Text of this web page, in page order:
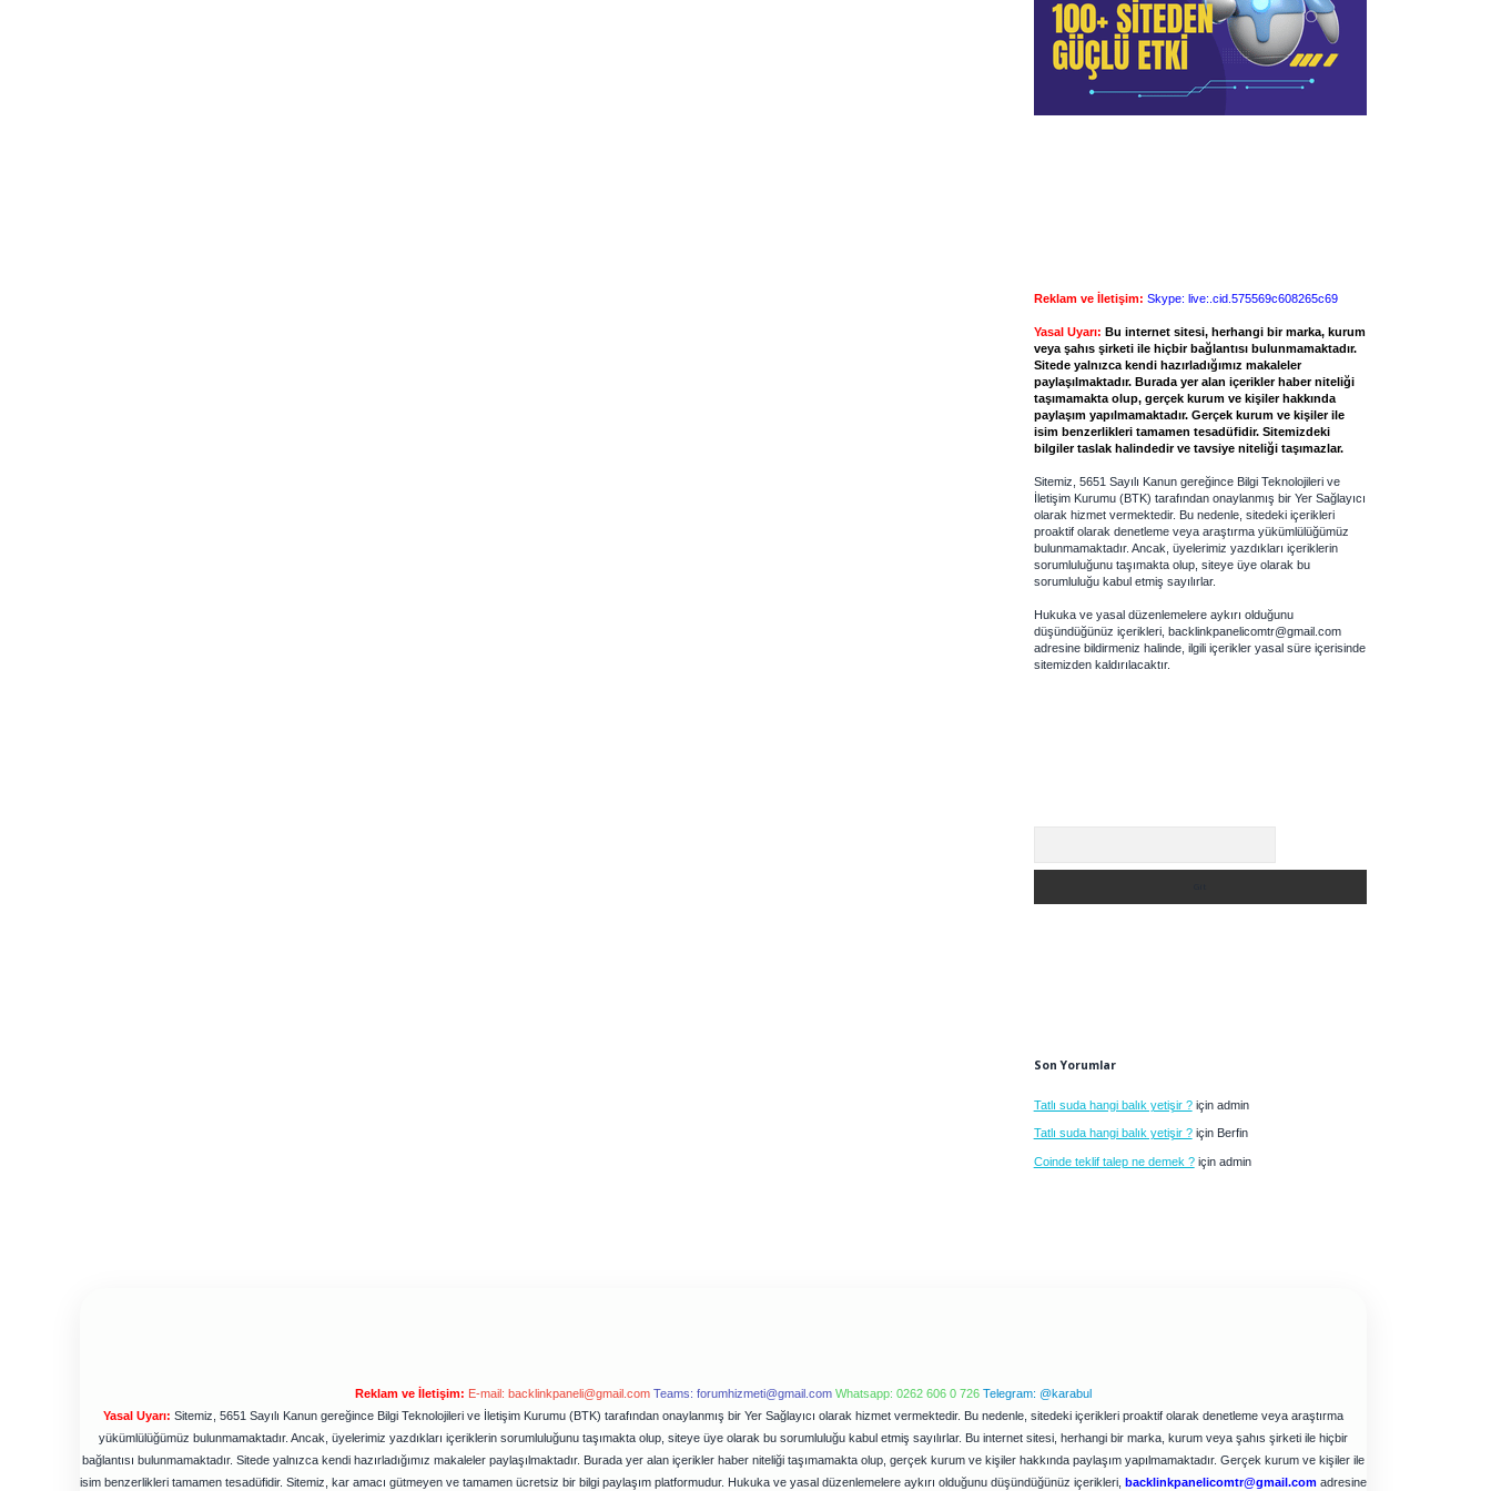
Reklam ve İletişim: Skype: live:.cid.575569c608265c69
Yasal Uyarı: Bu internet sitesi, herhangi bir marka, kurum
veya şahıs şirketi ile hiçbir bağlantısı bulunmamaktadır.
Sitede yalnızca kendi hazırladığımız makaleler
paylaşılmaktadır. Burada yer alan içerikler haber niteliği
taşımamakta olup, gerçek kurum ve kişiler hakkında
paylaşım yapılmamaktadır. Gerçek kurum ve kişiler ile
isim benzerlikleri tamamen tesadüfidir. Sitemizdeki
bilgiler taslak halindedir ve tavsiye niteliği taşımazlar.
Sitemiz, 5651 Sayılı Kanun gereğince Bilgi Teknolojileri ve
İletişim Kurumu (BTK) tarafından onaylanmış bir Yer Sağlayıcı
olarak hizmet vermektedir. Bu nedenle, sitedeki içerikleri
proaktif olarak denetleme veya araştırma yükümlülüğümüz
bulunmamaktadır. Ancak, üyelerimiz yazdıkları içeriklerin
sorumluluğunu taşımakta olup, siteye üye olarak bu
sorumluluğu kabul etmiş sayılırlar.
Hukuka ve yasal düzenlemelere aykırı olduğunu
düşündüğünüz içerikleri, backlinkpanelicomtr@gmail.com
adresine bildirmeniz halinde, ilgili içerikler yasal süre içerisinde
sitemizden kaldırılacaktır.
Son Yorumlar
Tatlı suda hangi balık yetişir ?için admin
Tatlı suda hangi balık yetişir ?için Berfin
Coinde teklif talep ne demek ?için admin
Reklam ve İletişim: E-mail: backlinkpaneli@gmail.com Teams: forumhizmeti@gmail.com Whatsapp: 0262 606 0 726 Telegram: @karabul
Yasal Uyarı: Sitemiz, 5651 Sayılı Kanun gereğince Bilgi Teknolojileri ve İletişim Kurumu (BTK) tarafından onaylanmış bir Yer Sağlayıcı olarak hizmet vermektedir. Bu nedenle, sitedeki içerikleri proaktif olarak denetleme veya araştırma
yükümlülüğümüz bulunmamaktadır. Ancak, üyelerimiz yazdıkları içeriklerin sorumluluğunu taşımakta olup, siteye üye olarak bu sorumluluğu kabul etmiş sayılırlar. Bu internet sitesi, herhangi bir marka, kurum veya şahıs şirketi ile hiçbir
bağlantısı bulunmamaktadır. Sitede yalnızca kendi hazırladığımız makaleler paylaşılmaktadır. Burada yer alan içerikler haber niteliği taşımamakta olup, gerçek kurum ve kişiler hakkında paylaşım yapılmamaktadır. Gerçek kurum ve kişiler ile
isim benzerlikleri tamamen tesadüfidir. Sitemiz, kar amacı gütmeyen ve tamamen ücretsiz bir bilgi paylaşım platformudur. Hukuka ve yasal düzenlemelere aykırı olduğunu düşündüğünüz içerikleri, backlinkpanelicomtr@gmail.com adresine